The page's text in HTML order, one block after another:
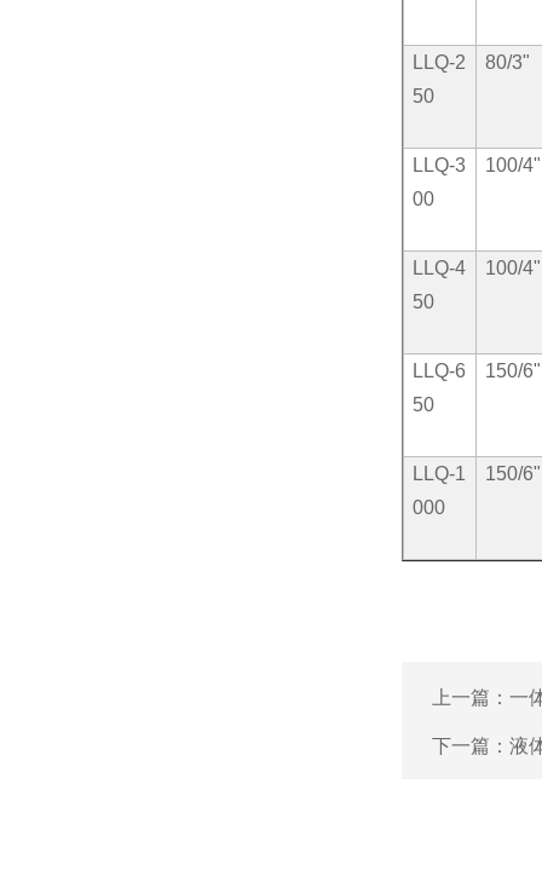
LLQ-2
50
80/3"
LLQ-3
00
100/4"
LLQ-4
50
100/4"
LLQ-6
50
150/6"
LLQ-1
000
150/6"
上一篇： 一
下一篇： 液